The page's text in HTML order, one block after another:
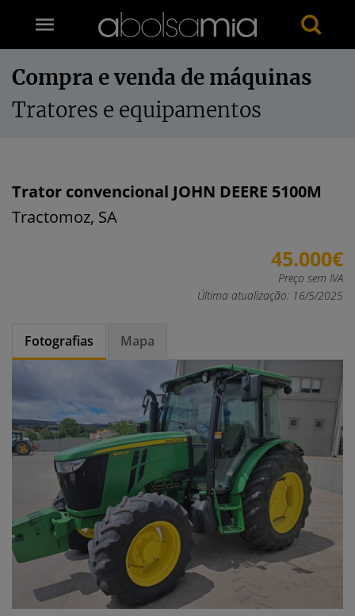
Compra e venda de máquinas
Tratores e equipamentos
Trator convencional JOHN DEERE 5100M
Tractomoz, SA
45.000€
Preço sem IVA
Última atualização: 16/5/2025
Fotografias Mapa